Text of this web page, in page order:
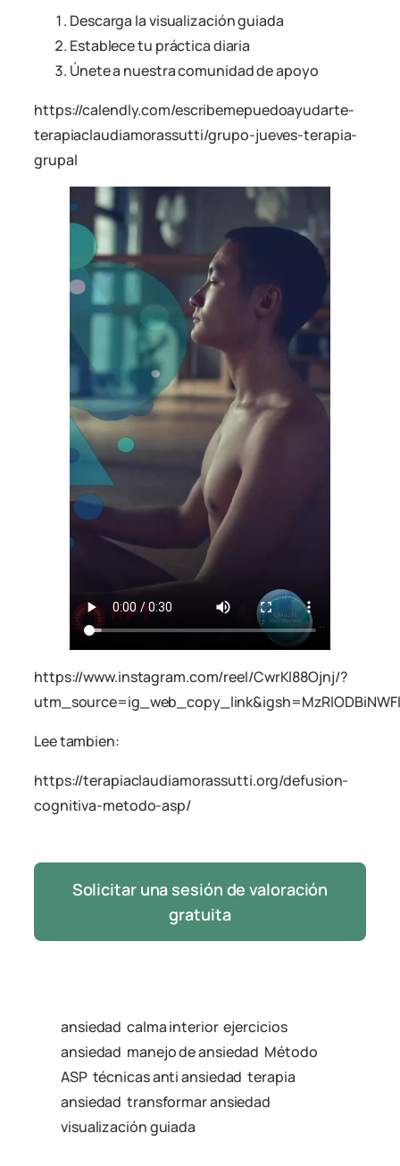
Descarga la visualización guiada
Establece tu práctica diaria
Únete a nuestra comunidad de apoyo
https://calendly.com/escribemepuedoayudarte-
terapiaclaudiamorassutti/grupo-jueves-terapia-
grupal
https://www.instagram.com/reel/CwrKl88Ojnj/?
Lee tambien:
https://terapiaclaudiamorassutti.org/defusion-
cognitiva-metodo-asp/
Solicitar una sesión de valoración
gratuita
ansiedad calma interior ejercicios
ansiedad manejo de ansiedad Método
ASP técnicas anti ansiedad terapia
ansiedad transformar ansiedad
visualización guiada